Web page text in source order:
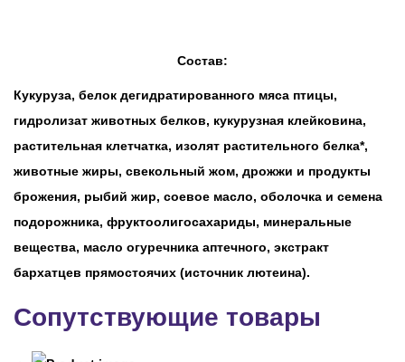
Состав:
Кукуруза, белок дегидратированного мяса птицы,
гидролизат животных белков, кукурузная клейковина,
растительная клетчатка, изолят растительного белка*,
животные жиры, свекольный жом, дрожжи и продукты
брожения, рыбий жир, соевое масло, оболочка и семена
подорожника, фруктоолигосахариды, минеральные
вещества, масло огуречника аптечного, экстракт
бархатцев прямостоячих (источник лютеина).
Сопутствующие товары